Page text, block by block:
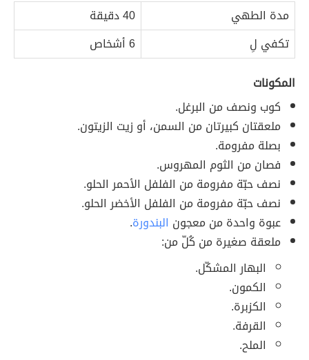
مدة الطهي
40 دقيقة
تكفي لِ
6 أشخاص
المكونات
كوب ونصف من البرغل.
ملعقتان كبيرتان من السمن، أو زيت الزيتون.
بصلة مفرومة.
فصان من الثوم المهروس.
نصف حبّة مفرومة من الفلفل الأحمر الحلو.
نصف حبّة مفرومة من الفلفل الأخضر الحلو.
عبوة واحدة من معجون البندورة.
ملعقة صغيرة من كُلّ من:
البهار المشكّل.
الكمون.
الكزبرة.
القرفة.
الملح.